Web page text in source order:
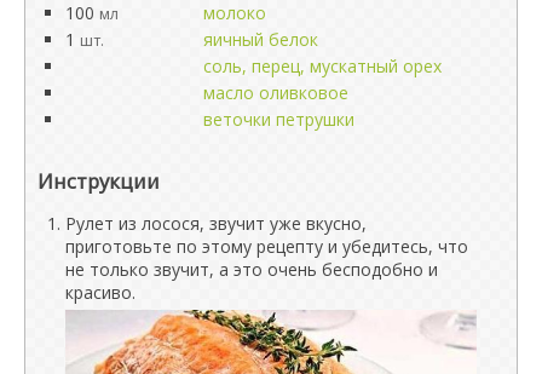
100 мл
молоко
1 шт.
яичный белок
соль, перец, мускатный орех
масло оливковое
веточки петрушки
Инструкции
Рулет из лосося, звучит уже вкусно,
приготовьте по этому рецепту и убедитесь, что
не только звучит, а это очень бесподобно и
красиво.